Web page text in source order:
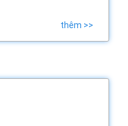
thêm >>